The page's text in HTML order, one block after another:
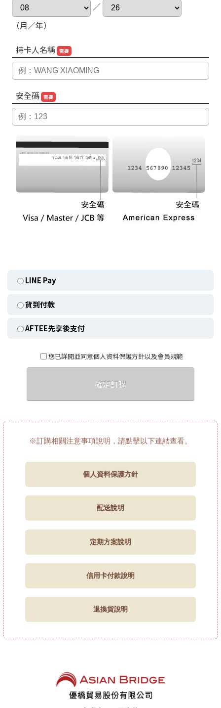
／
（月／年）
持卡人名稱 需要
安全碼 需要
LINE Pay
貨到付款
AFTEE先享後支付
您已詳閱並同意個人資料保護方針以及會員規範
確定訂購
※訂購相關注意事項說明，請點擊以下連結查看。
個人資料保護方針
配送說明
定期方案說明
信用卡付款說明
退換貨說明